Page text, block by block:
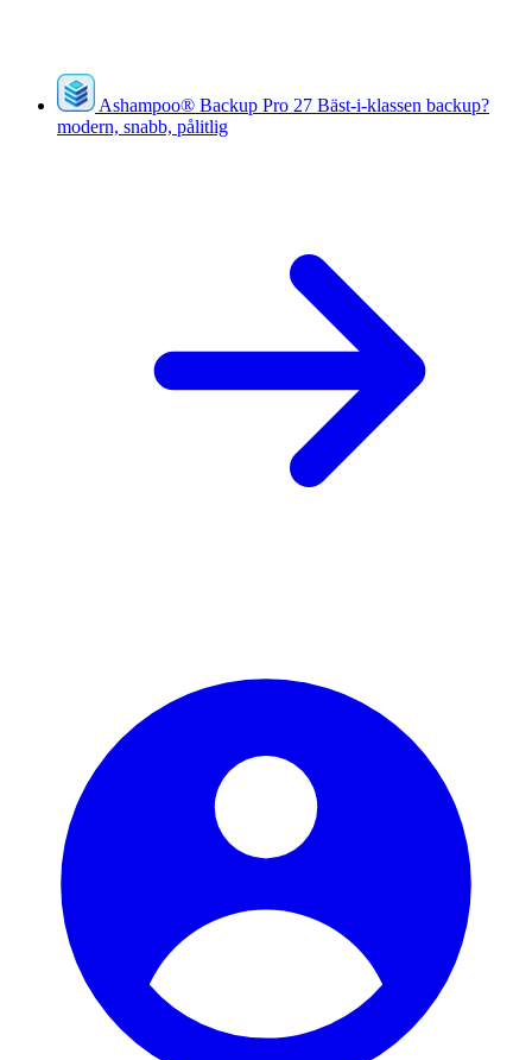
Ashampoo® Backup Pro 27 Bäst-i-klassen backup?
modern, snabb, pålitlig